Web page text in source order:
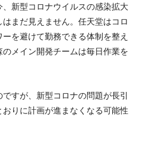
新型コロナウイルスの感染拡大
まだ見えません。任天堂はコロ
を避けて勤務できる体制を整え
メイン開発チームは毎日作業を
すが、新型コロナの問題が長引
りに計画が進まなくなる可能性